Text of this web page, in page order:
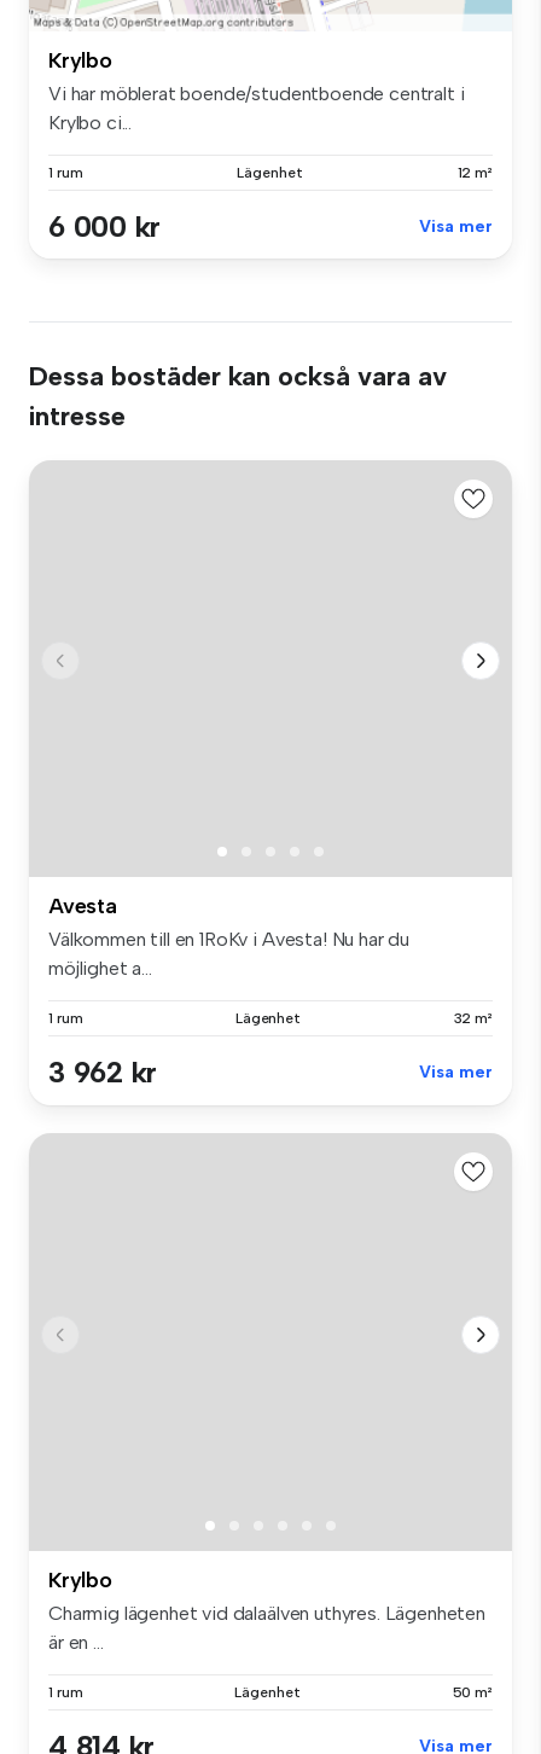
Krylbo
Vi har möblerat boende/studentboende centralt i
Krylbo ci...
1 rum Lägenhet 12 m²
6 000 kr Visa mer
Dessa bostäder kan också vara av
intresse
Avesta
Välkommen till en 1RoKv i Avesta! Nu har du
möjlighet a...
1 rum Lägenhet 32 m²
3 962 kr Visa mer
Krylbo
Charmig lägenhet vid dalaälven uthyres. Lägenheten
är en ...
1 rum Lägenhet 50 m²
4 814 kr Visa mer